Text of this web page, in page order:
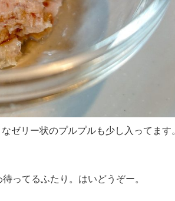
ゼリー状のプルプルも少し入ってます。
ってるふたり。はいどうぞー。